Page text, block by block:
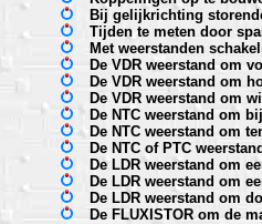
Bij gelijkrichting
Tijden te meten door
Met weerstanden
De VDR weerstand om
De VDR weerstand om
De VDR weerstand om
De NTC weerstand om
De NTC weerstand om
De NTC of PTC
De LDR weerstand om
De LDR weerstand om
De LDR weerstand om
De FLUXISTOR om de